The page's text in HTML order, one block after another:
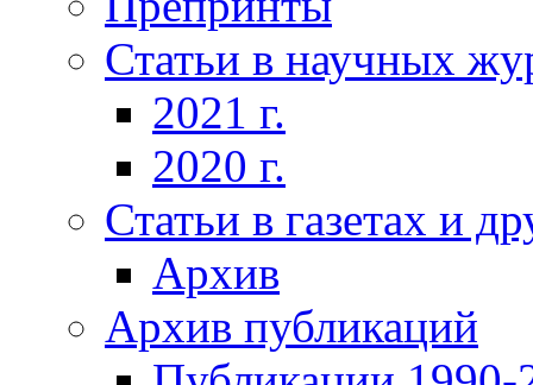
Статьи в научных
2021 г.
2020 г.
Статьи в газетах и
Архив
Архив публикаций